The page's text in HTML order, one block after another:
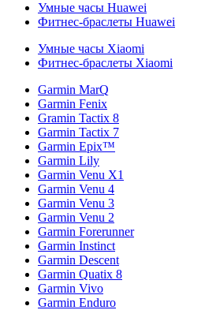
Умные часы Huawei
Фитнес-браслеты Huawei
Умные часы Xiaomi
Фитнес-браслеты Xiaomi
Garmin MarQ
Garmin Fenix
Gramin Tactix 8
Garmin Tactix 7
Garmin Epix™
Garmin Lily
Garmin Venu X1
Garmin Venu 4
Garmin Venu 3
Garmin Venu 2
Garmin Forerunner
Garmin Instinct
Garmin Descent
Garmin Quatix 8
Garmin Vivo
Garmin Enduro